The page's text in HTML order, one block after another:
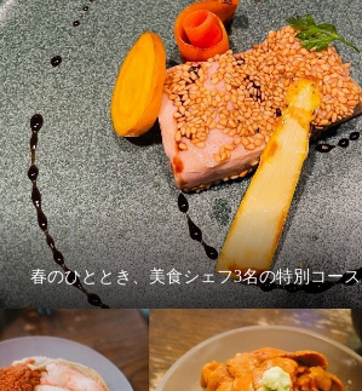
春のひととき、美食シェフ3名の特別コース